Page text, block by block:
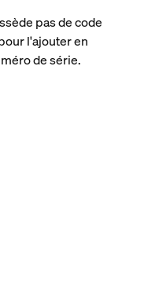
pas de code
l'ajouter en
de série.